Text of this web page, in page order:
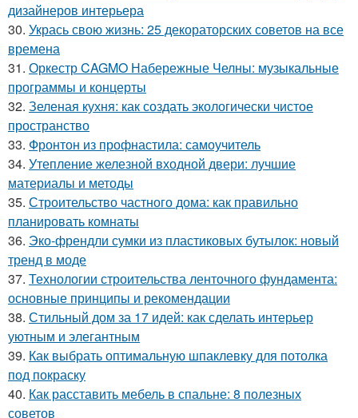
дизайнеров интерьера
30. Укрась свою жизнь: 25 декораторских советов на все
времена
31. Оркестр CAGMO Набережные Челны: музыкальные
программы и концерты
32. Зеленая кухня: как создать экологически чистое
пространство
33. Фронтон из профнастила: самоучитель
34. Утепление железной входной двери: лучшие
материалы и методы
35. Строительство частного дома: как правильно
планировать комнаты
36. Эко-френдли сумки из пластиковых бутылок: новый
тренд в моде
37. Технологии строительства ленточного фундамента:
основные принципы и рекомендации
38. Стильный дом за 17 идей: как сделать интерьер
уютным и элегантным
39. Как выбрать оптимальную шпаклевку для потолка
под покраску
40. Как расставить мебель в спальне: 8 полезных
советов